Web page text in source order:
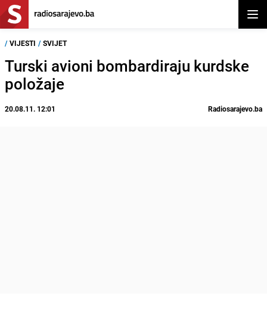
/ VIJESTI / SVIJET
Turski avioni bombardiraju kurdske
položaje
20.08.11. 12:01 Radiosarajevo.ba